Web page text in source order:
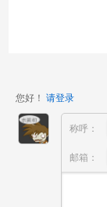
您好！ 请登录
称呼：
邮箱：